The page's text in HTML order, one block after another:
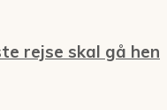
rejse skal gå hen